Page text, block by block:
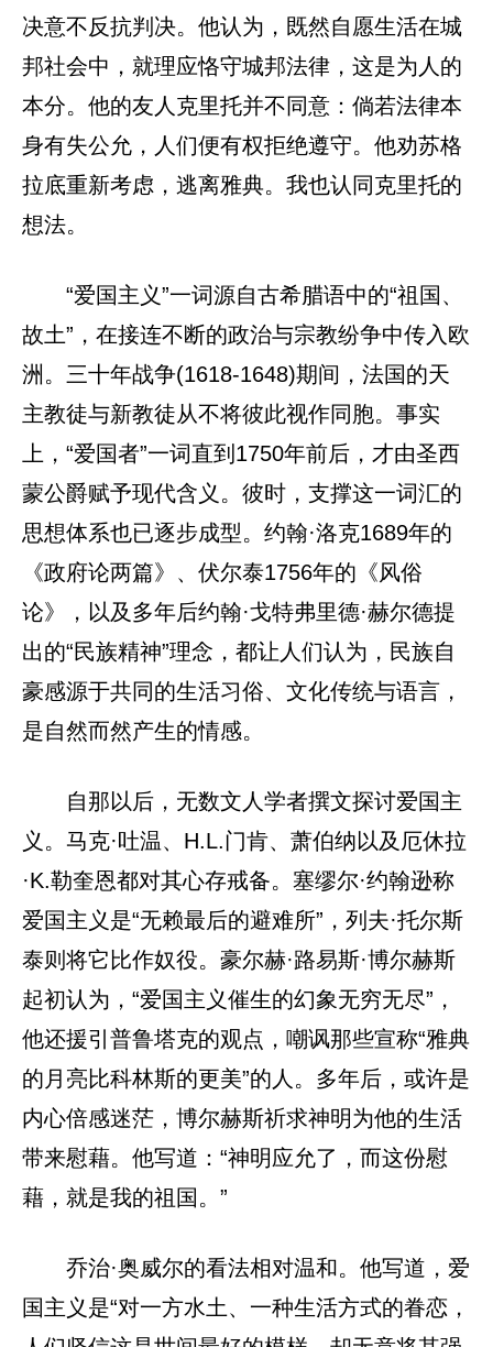
决意不反抗判决。他认为，既然自愿生活在城
邦社会中，就理应恪守城邦法律，这是为人的
本分。他的友人克里托并不同意：倘若法律本
身有失公允，人们便有权拒绝遵守。他劝苏格
拉底重新考虑，逃离雅典。我也认同克里托的
想法。
“爱国主义”一词源自古希腊语中的“祖国、
故土”，在接连不断的政治与宗教纷争中传入欧
洲。三十年战争(1618-1648)期间，法国的天
主教徒与新教徒从不将彼此视作同胞。事实
上，“爱国者”一词直到1750年前后，才由圣西
蒙公爵赋予现代含义。彼时，支撑这一词汇的
思想体系也已逐步成型。约翰·洛克1689年的
《政府论两篇》、伏尔泰1756年的《风俗
论》，以及多年后约翰·戈特弗里德·赫尔德提
出的“民族精神”理念，都让人们认为，民族自
豪感源于共同的生活习俗、文化传统与语言，
是自然而然产生的情感。
自那以后，无数文人学者撰文探讨爱国主
义。马克·吐温、H.L.门肯、萧伯纳以及厄休拉
·K.勒奎恩都对其心存戒备。塞缪尔·约翰逊称
爱国主义是“无赖最后的避难所”，列夫·托尔斯
泰则将它比作奴役。豪尔赫·路易斯·博尔赫斯
起初认为，“爱国主义催生的幻象无穷无尽”，
他还援引普鲁塔克的观点，嘲讽那些宣称“雅典
的月亮比科林斯的更美”的人。多年后，或许是
内心倍感迷茫，博尔赫斯祈求神明为他的生活
带来慰藉。他写道：“神明应允了，而这份慰
藉，就是我的祖国。”
乔治·奥威尔的看法相对温和。他写道，爱
国主义是“对一方水土、一种生活方式的眷恋，